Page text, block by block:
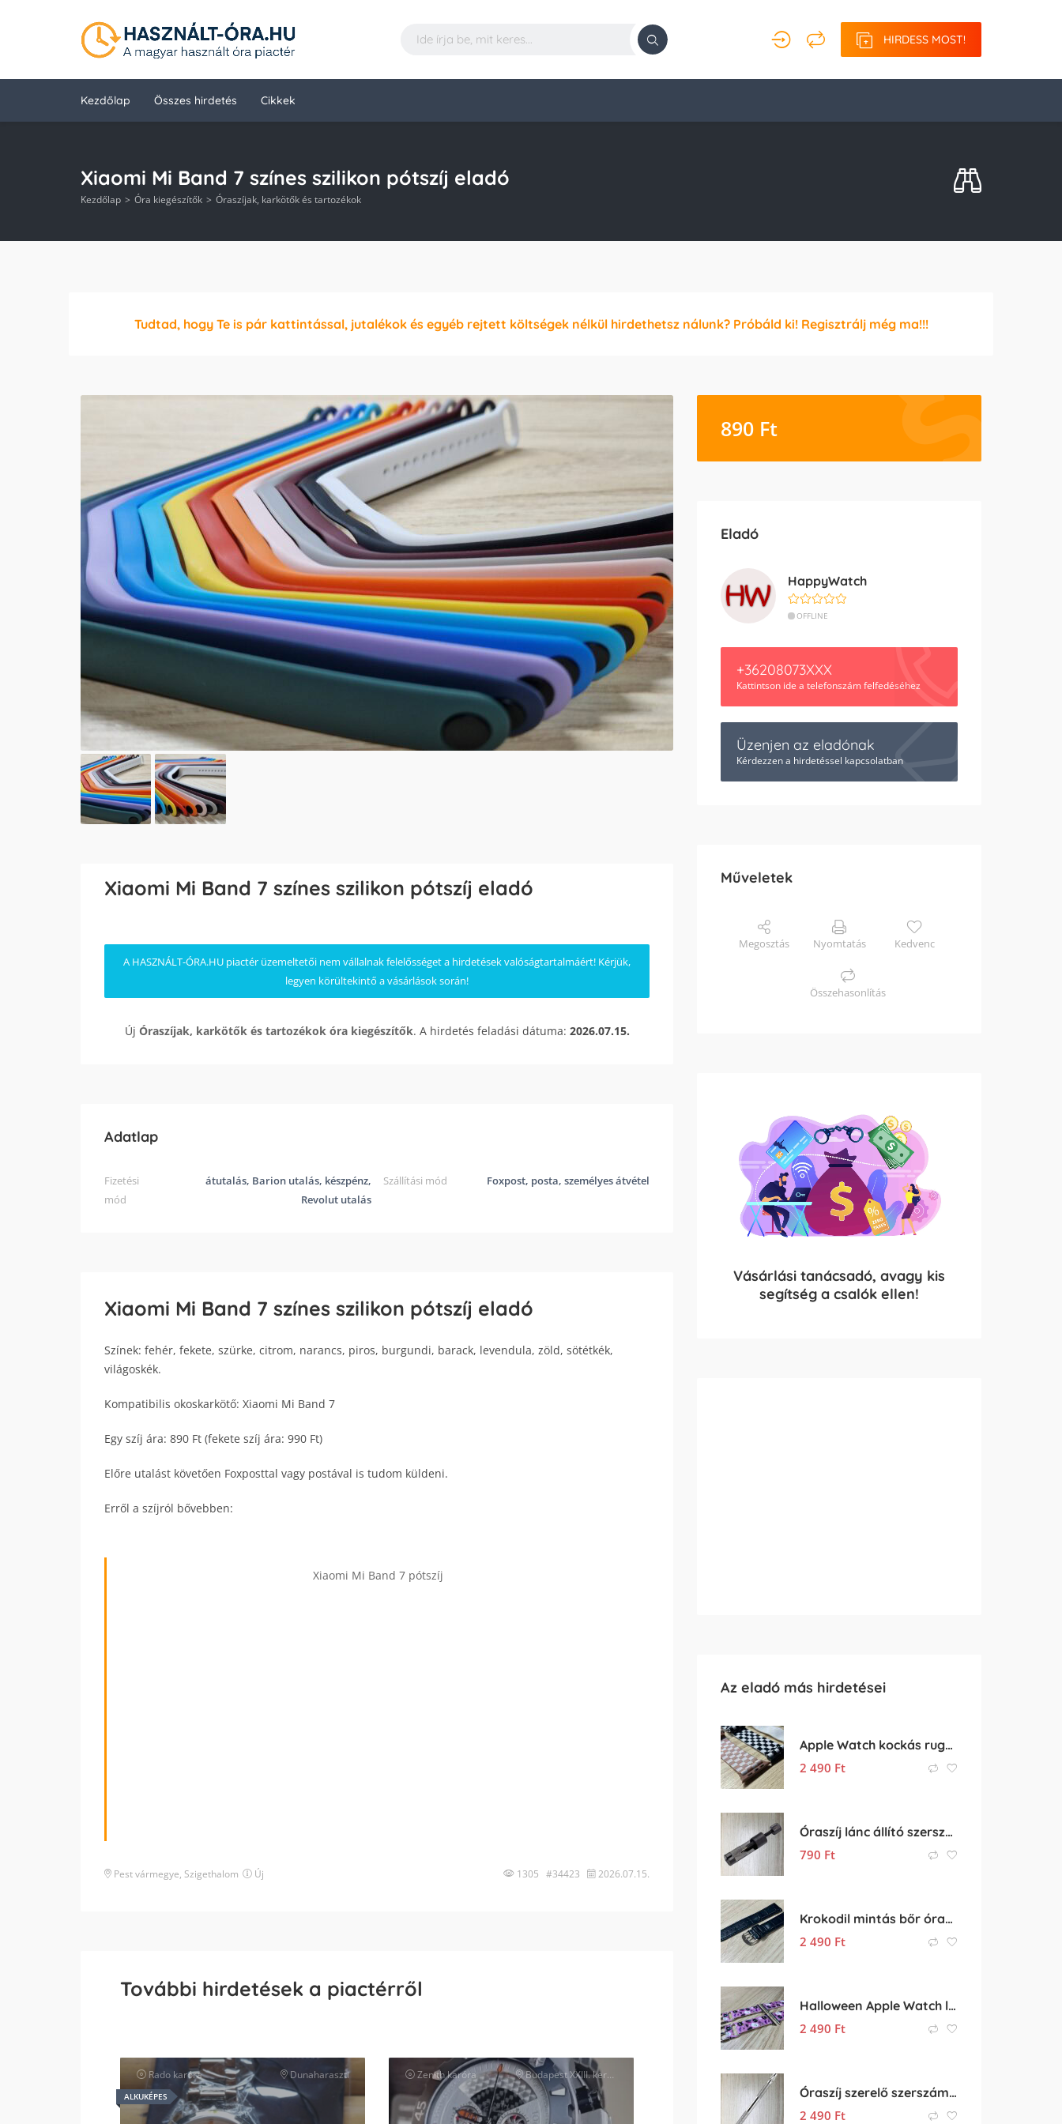
HIRDESS MOST!
Kezdőlap Összes hirdetés Cikkek
Xiaomi Mi Band 7 színes szilikon pótszíj eladó
Kezdőlap Óra kiegészítők Óraszíjak, karkötők és tartozékok
Tudtad, hogy Te is pár kattintással, jutalékok és egyéb rejtett költségek nélkül hirdethetsz nálunk? Próbáld ki! Regisztrálj még ma!!!
Xiaomi Mi Band 7 színes szilikon pótszíj eladó
A HASZNÁLT-ÓRA.HU piactér üzemeltetői nem vállalnak felelősséget a hirdetések valóságtartalmáért! Kérjük,
legyen körültekintő a vásárlások során!
Új Óraszíjak, karkötők és tartozékok óra kiegészítők. A hirdetés feladási dátuma: 2026.07.15.
Adatlap
Fizetési
mód
átutalás, Barion utalás, készpénz,
Revolut utalás
Szállítási mód Foxpost, posta, személyes átvétel
Xiaomi Mi Band 7 színes szilikon pótszíj eladó
Színek: fehér, fekete, szürke, citrom, narancs, piros, burgundi, barack, levendula, zöld, sötétkék,
világoskék.
Kompatibilis okoskarkötő: Xiaomi Mi Band 7
Egy szíj ára: 890 Ft (fekete szíj ára: 990 Ft)
Előre utalást követően Foxposttal vagy postával is tudom küldeni.
Erről a szíjról bővebben:
Xiaomi Mi Band 7 pótszíj
Pest vármegye, Szigethalom Új 1305 #34423 2026.07.15.
További hirdetések a piactérről
ALKUKÉPES
Rado karóra Dunaharaszti Zenithkaróra Budapest XXIII. kerület
890 Ft
Eladó
HappyWatch
OFFLINE
+36208073XXX
Kattintson ide a telefonszám felfedéséhez
Üzenjen az eladónak
Kérdezzen a hirdetéssel kapcsolatban
Műveletek
Megosztás Nyomtatás Kedvenc
Összehasonlítás
Vásárlási tanácsadó, avagy kis
segítség a csalók ellen!
Az eladó más hirdetései
Apple Watch kockás rugalmas óraszíj
2 490 Ft
Óraszíj lánc állító szerszám
790 Ft
Krokodil mintás bőr óraszíj (12mm-es befogóval rendelkező órához)
2 490 Ft
Halloween Apple Watch lila színű szilikon óraszíj
2 490 Ft
Óraszíj szerelő szerszám cserélhető fejekkel
2 490 Ft